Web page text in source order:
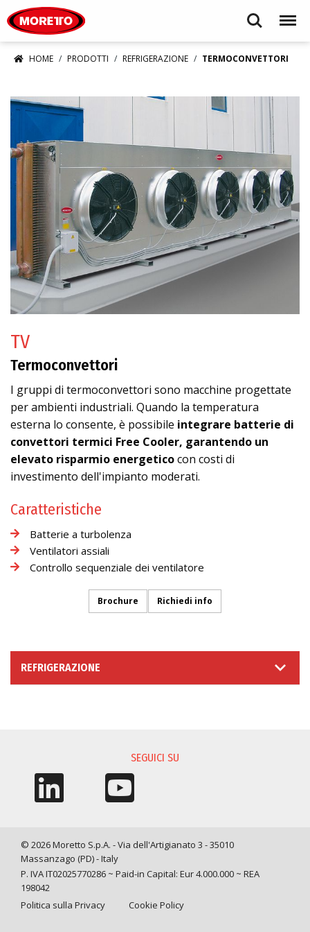
Search Menu
HOME PRODOTTI REFRIGERAZIONE TERMOCONVETTORI
TV
Termoconvettori
I gruppi di termoconvettori sono macchine progettate
per ambienti industriali. Quando la temperatura
esterna lo consente, è possibile integrare batterie di
convettori termici Free Cooler, garantendo un
elevato risparmio energeticocon costi di
investimento dell'impianto moderati.
Caratteristiche
Batterie a turbolenza
Ventilatori assiali
Controllo sequenziale dei ventilatore
Brochure Richiedi info
REFRIGERAZIONE
SEGUICI SU
© 2026 Moretto S.p.A. - Via dell'Artigianato 3 - 35010
Massanzago (PD) - Italy
P. IVA IT02025770286 ~ Paid-in Capital: Eur 4.000.000 ~ REA
198042
Politica sulla Privacy
Cookie Policy